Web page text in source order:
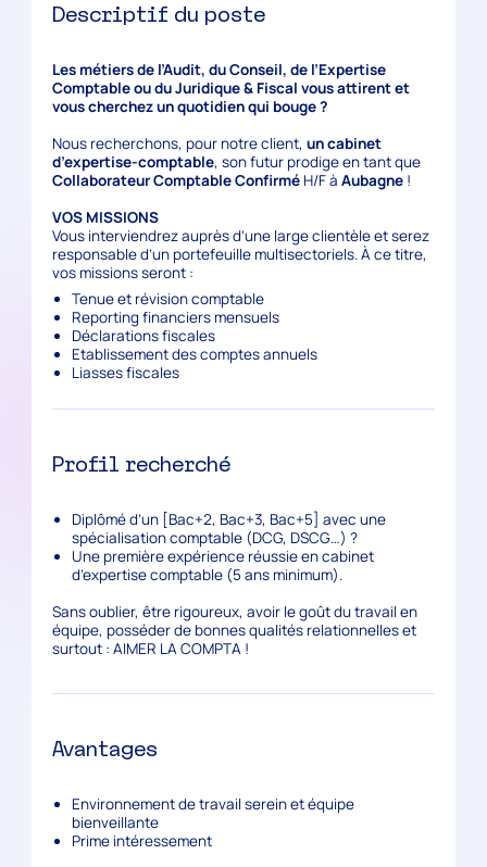
Descriptif du poste
Les métiers de l’Audit, du Conseil, de l’Expertise
Comptable ou du Juridique & Fiscal vous attirent et
vous cherchez un quotidien qui bouge ?
Nous recherchons, pour notre client,un cabinet
d’expertise-comptable, son futur prodige en tant que
Collaborateur Comptable Confirmé H/F àAubagne !
VOS MISSIONS
Vous interviendrez auprès d’une large clientèle et serez
responsable d’un portefeuille multisectoriels. À ce titre,
vos missions seront :
Tenue et révision comptable
Reporting financiers mensuels
Déclarations fiscales
Etablissement des comptes annuels
Liasses fiscales
Profil recherché
Diplômé d’un [Bac+2, Bac+3, Bac+5] avec une
spécialisation comptable (DCG, DSCG…) ?
Une première expérience réussie en cabinet
d’expertise comptable (5 ans minimum).
Sans oublier, être rigoureux, avoir le goût du travail en
équipe, posséder de bonnes qualités relationnelles et
surtout : AIMER LA COMPTA !
Avantages
Environnement de travail serein et équipe
bienveillante
Prime intéressement